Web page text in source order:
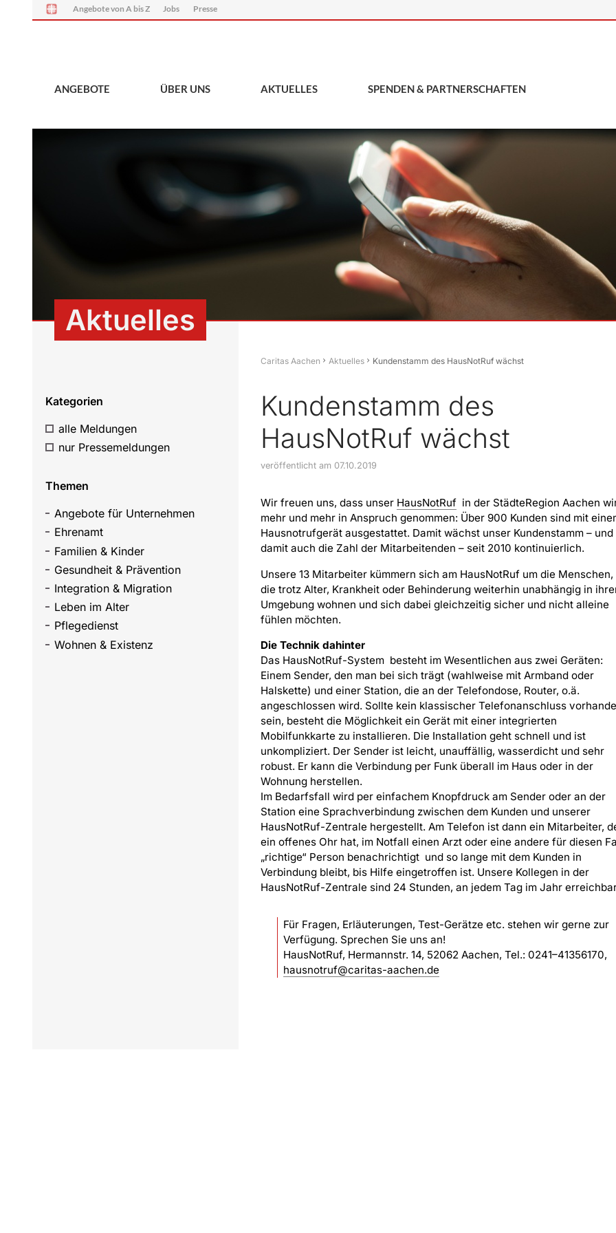
Angebote von A bis Z Jobs Presse
ANGEBOTE ÜBER UNS AKTUELLES SPENDEN & PARTNERSCHAFTEN
Aktuelles
Kategorien
alle Meldungen
nur Pressemeldungen
Themen
Angebote für Unternehmen
Ehrenamt
Familien & Kinder
Gesundheit & Prävention
Integration & Migration
Leben im Alter
Pflegedienst
Wohnen & Existenz
Caritas Aachen Aktuelles Kundenstamm des HausNotRuf wächst
Kundenstamm des
HausNotRuf wächst
veröffentlicht am 07.10.2019
Wir freuen uns, dass unser HausNotRuf in der StädteRegion Aachen
mehr und mehr in Anspruch genommen: Über 900 Kunden sind mit
Hausnotrufgerät ausgestattet. Damit wächst unser Kundenstamm – und
damit auch die Zahl der Mitarbeitenden – seit 2010 kontinuierlich.
Unsere 13 Mitarbeiter kümmern sich am HausNotRuf um die Menschen,
die trotz Alter, Krankheit oder Behinderung weiterhin unabhängig in
Umgebung wohnen und sich dabei gleichzeitig sicher und nicht alleine
fühlen möchten.
Die Technik dahinter
Das HausNotRuf-System besteht im Wesentlichen aus zwei Geräten:
Einem Sender, den man bei sich trägt (wahlweise mit Armband oder
Halskette) und einer Station, die an der Telefondose, Router, o.ä.
angeschlossen wird. Sollte kein klassischer Telefonanschluss
sein, besteht die Möglichkeit ein Gerät mit einer integrierten
Mobilfunkkarte zu installieren. Die Installation geht schnell und ist
unkompliziert. Der Sender ist leicht, unauffällig, wasserdicht und sehr
robust. Er kann die Verbindung per Funk überall im Haus oder in der
Wohnung herstellen.
Im Bedarfsfall wird per einfachem Knopfdruck am Sender oder an der
Station eine Sprachverbindung zwischen dem Kunden und unserer
HausNotRuf-Zentrale hergestellt. Am Telefon ist dann ein Mitarbeiter,
ein offenes Ohr hat, im Notfall einen Arzt oder eine andere für diesen
„richtige“ Person benachrichtigt und so lange mit dem Kunden in
Verbindung bleibt, bis Hilfe eingetroffen ist. Unsere Kollegen in der
HausNotRuf-Zentrale sind 24 Stunden, an jedem Tag im Jahr
Für Fragen, Erläuterungen, Test-Gerätze etc. stehen wir gerne zur
Verfügung. Sprechen Sie uns an!
HausNotRuf, Hermannstr. 14, 52062 Aachen, Tel.: 0241–41356170,
hausnotruf@caritas-aachen.de